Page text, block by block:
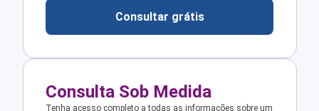
Consultar grátis
Consulta Sob Medida
Tenha acesso completo a todas as informações sobre um